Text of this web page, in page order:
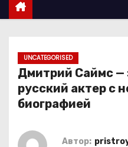
UNCATEGORISED
Дмитрий Саймс —
русский актер с
биографией
Автор: